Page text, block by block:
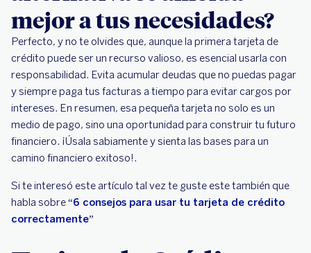
mejor a tus necesidades?
Perfecto, y no te olvides que, aunque la primera tarjeta de
crédito puede ser un recurso valioso, es esencial usarla con
responsabilidad. Evita acumular deudas que no puedas pagar
y siempre paga tus facturas a tiempo para evitar cargos por
intereses. En resumen, esa pequeña tarjeta no solo es un
medio de pago, sino una oportunidad para construir tu futuro
financiero. ¡Úsala sabiamente y sienta las bases para un
camino financiero exitoso!.
Si te interesó este artículo tal vez te guste este también que
habla sobre “6 consejos para usar tu tarjeta de crédito
correctamente”